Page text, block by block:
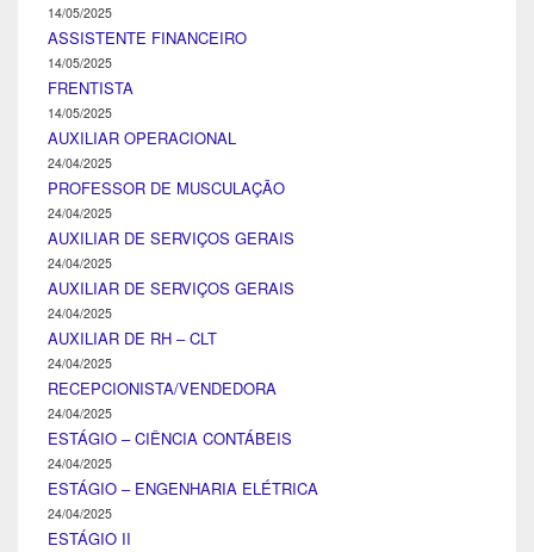
14/05/2025
ASSISTENTE FINANCEIRO
14/05/2025
FRENTISTA
14/05/2025
AUXILIAR OPERACIONAL
24/04/2025
PROFESSOR DE MUSCULAÇÃO
24/04/2025
AUXILIAR DE SERVIÇOS GERAIS
24/04/2025
AUXILIAR DE SERVIÇOS GERAIS
24/04/2025
AUXILIAR DE RH – CLT
24/04/2025
RECEPCIONISTA/VENDEDORA
24/04/2025
ESTÁGIO – CIÊNCIA CONTÁBEIS
24/04/2025
ESTÁGIO – ENGENHARIA ELÉTRICA
24/04/2025
ESTÁGIO II